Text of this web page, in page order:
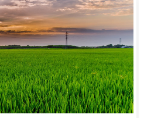
phần tại đây…